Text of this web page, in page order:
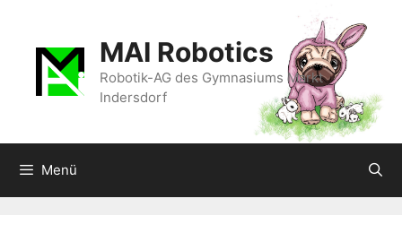
springen
MAI Robotics
Robotik-AG des Gymnasiums Markt
Indersdorf
Menü